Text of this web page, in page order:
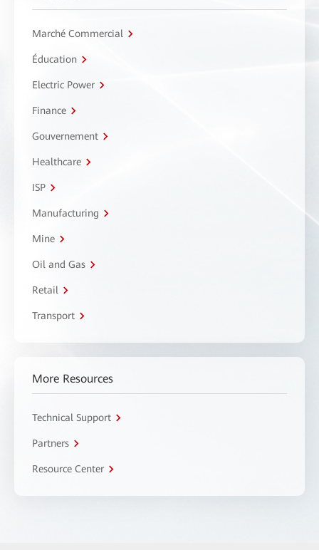
Marché Commercial
Éducation
Electric Power
Finance
Gouvernement
Healthcare
ISP
Manufacturing
Mine
Oil and Gas
Retail
Transport
More Resources
Technical Support
Partners
Resource Center